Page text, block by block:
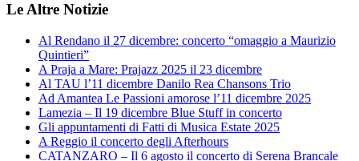
Le Altre Notizie
Al Rendano il 27 dicembre: concerto “omaggio a Maurizio
Quintieri”
A Praja a Mare: Prajazz 2025 il 23 dicembre
Al TAU l’11 dicembre Danilo Rea Chansons Trio
Ad Amantea Le Passioni amorose l’11 dicembre 2025
Lamezia – Il 19 dicembre Blue Stuff in concerto
Gli appuntamenti di Fatti di Musica Estate 2025
A Reggio il concerto degli Afterhours
CATANZARO – Il 6 agosto il concerto di Serena Brancale